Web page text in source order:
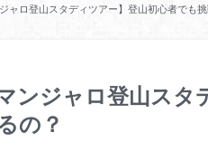
ャロ登山スタディツアー】登山初心者でも
ンジャロ登山スタ
の？